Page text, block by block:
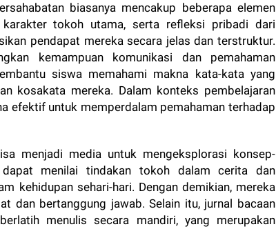
biasanya mencakup beberapa elemen
tokoh utama, serta refleksi pribadi dari
pendapat mereka secara jelas dan terstruktur.
kemampuan komunikasi dan pemahaman
siswa memahami makna kata-kata yang
kosakata mereka. Dalam konteks pembelajaran
efektif untuk memperdalam pemahaman terhadap
menjadi media untuk mengeksplorasi konsep-
menilai tindakan tokoh dalam cerita dan
kehidupan sehari-hari. Dengan demikian, mereka
dan bertanggung jawab. Selain itu, jurnal bacaan
menulis secara mandiri, yang merupakan